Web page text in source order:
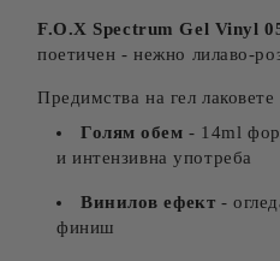
F.O.X Spectrum Gel Vinyl
поетичен - нежно лилаво-
Предимства на гел
Голям обем - 14ml
и интензивна употреба
Винилов ефект -
финиш